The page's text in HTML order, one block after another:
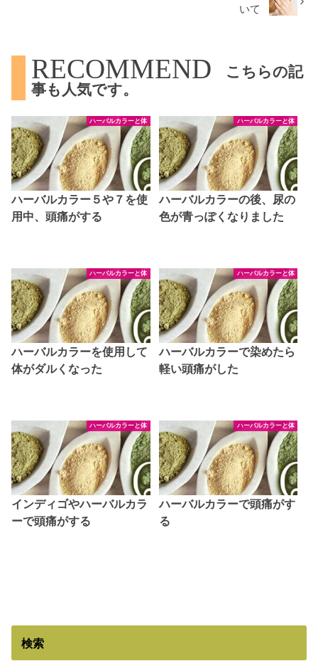
いて
RECOMMEND
こちらの記
事も人気です。
ハーバルカラーと体
ハーバルカラー５や７を使
用中、頭痛がする
ハーバルカラーと体
ハーバルカラーの後、尿の
色が青っぽくなりました
ハーバルカラーと体
ハーバルカラーを使用して
体がダルくなった
ハーバルカラーと体
ハーバルカラーで染めたら
軽い頭痛がした
ハーバルカラーと体
インディゴやハーバルカラ
ーで頭痛がする
ハーバルカラーと体
ハーバルカラーで頭痛がす
る
検索